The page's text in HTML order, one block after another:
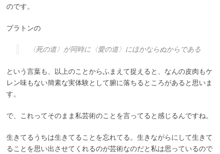
のです。
プラトンの
〈死の道〉が同時に〈愛の道〉にほかならぬからである
という言葉も、以上のことからふまえて捉えると、なんの皮肉もケ
レン味もない簡素な実体験として腑に落ちるところがあると思いま
す。
で、これってそのまま私芸術のことを言ってると感じるんですね。
生きてるうちは生きてることを忘れてる。生きながらにして生きて
ることを思い出させてくれるのが芸術なのだと私は思っているので